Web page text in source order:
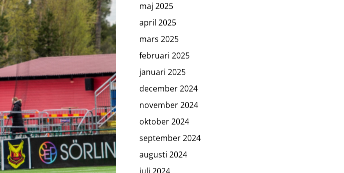
maj 2025
april 2025
mars 2025
februari 2025
januari 2025
december 2024
november 2024
oktober 2024
september 2024
augusti 2024